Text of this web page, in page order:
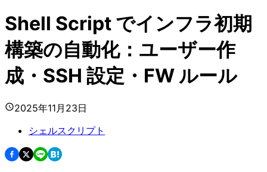
Shell Script でインフラ初期
構築の自動化：ユーザー作
成・SSH 設定・FW ルール
2025年11月23日
シェルスクリプト